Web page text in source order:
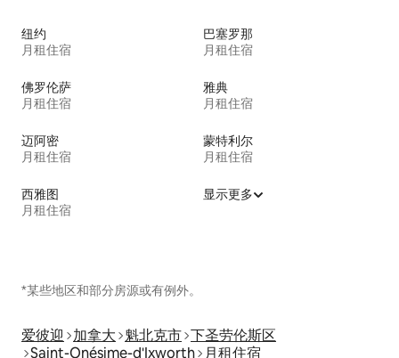
纽约
月租住宿
巴塞罗那
月租住宿
佛罗伦萨
月租住宿
雅典
月租住宿
迈阿密
月租住宿
蒙特利尔
月租住宿
西雅图
月租住宿
显示更多
*某些地区和部分房源或有例外。
爱彼迎 加拿大 魁北克市 下圣劳伦斯区
Saint-Onésime-d'Ixworth 月租住宿